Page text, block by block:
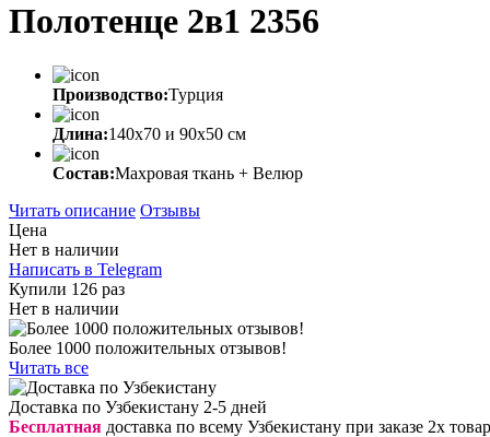
Полотенце 2в1 2356
Производство:Турция
Длина:140х70 и 90х50 см
Состав:Махровая ткань + Велюр
Читать описание Отзывы
Цена
Нет в наличии
Написать в Telegram
Купили 126 раз
Нет в наличии
Более 1000 положительных отзывов!
Читать все
Доставка по Узбекистану 2-5 дней
Бесплатная доставка по всему Узбекистану при заказе 2х